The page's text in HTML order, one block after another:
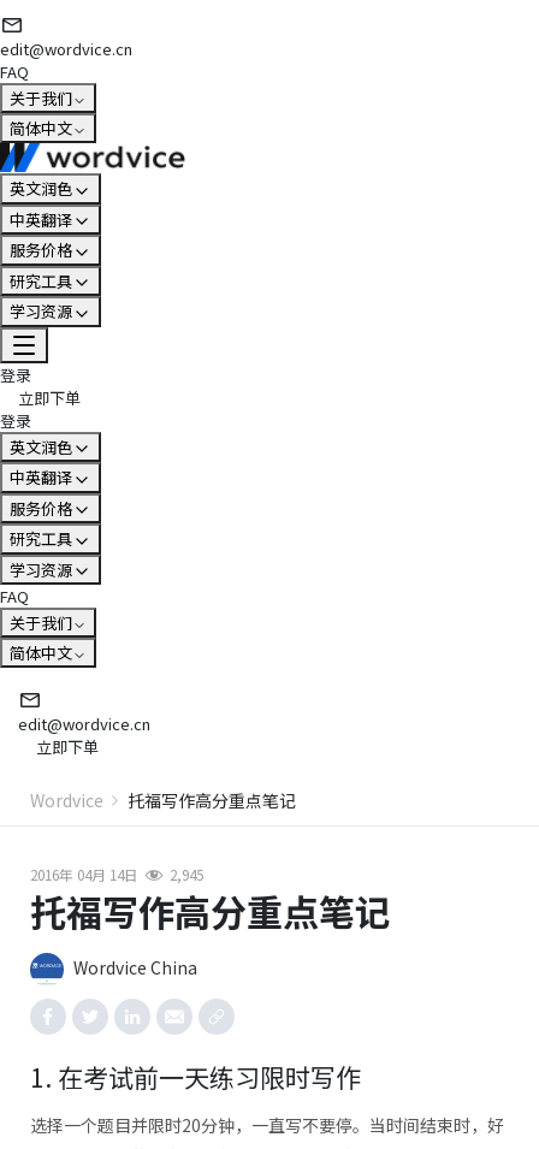
edit@wordvice.cn
FAQ
关于我们
简体中文
英文润色
中英翻译
服务价格
研究工具
学习资源
登录
立即下单
登录
英文润色
中英翻译
服务价格
研究工具
学习资源
FAQ
关于我们
简体中文
edit@wordvice.cn
立即下单
Wordvice 托福写作高分重点笔记
2016年 04月 14日 2,945
托福写作高分重点笔记
Wordvice China
1. 在考试前一天练习限时写作
选择一个题目并限时20分钟，一直写不要停。当时间结束时，好